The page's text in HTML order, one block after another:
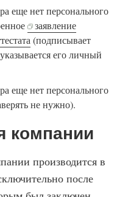
еще нет персонального
заявление
(подписывает
его личный
еще нет персонального
не нужно).
компании
производится в
после